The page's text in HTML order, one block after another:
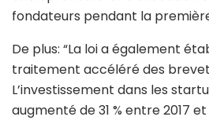
fondateurs pendant la
De plus: “La loi a également
traitement accéléré des
L’investissement dans les
augmenté de 31 % entre 2017